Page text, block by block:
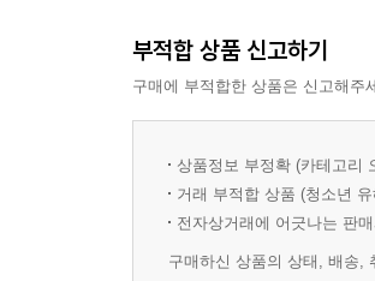
Step 08 What is the word
다음 설명에서 묘사된 단어는
Step10. Complete the
크로스워드를 완성하세요.
아래 문장에서 사용된 영어
부적합 상품 신고하기
구매에 부적합한 상품은 신고해주
상품정보 부정확 (카테고리
거래 부적합 상품 (청소년
전자상거래에 어긋나는 판
구매하신 상품의 상태, 배송,